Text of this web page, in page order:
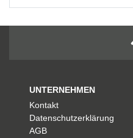
UNTERNEHMEN
Kontakt
Datenschutzerklärung
AGB